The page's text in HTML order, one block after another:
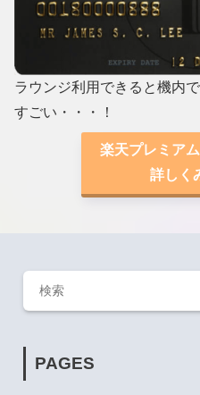
ラウンジ利用できると機内
すごい・・・！
楽天プレミア
詳しく
PAGES